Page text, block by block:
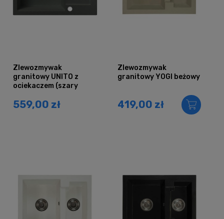
Zlewozmywak
granitowy UNITO z
ociekaczem (szary
559,00 zł
Zlewozmywak
granitowy YOGI beżowy
419,00 zł